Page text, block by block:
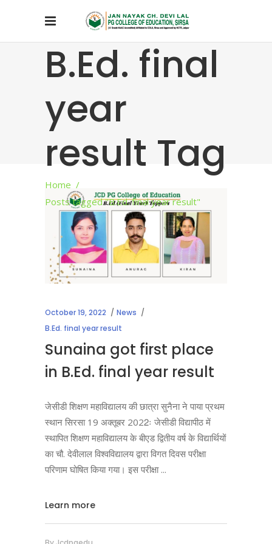
B.Ed. final
year
result Tag
Home /
Posts tagged "B.Ed. final year result"
October 19, 2022
News
B.Ed. final year result
Sunaina got first place
in B.Ed. final year result
जेसीडी शिक्षण महाविद्यालय की छात्रा सुनैना ने पाया प्रथम
स्थान सिरसा 19 अक्तूबर 2022ः जेसीडी विद्यापीठ में
स्थापित शिक्षण महाविद्यालय के बीएड द्वितीय वर्ष के विद्यार्थियों
का चौ. देवीलाल विश्वविद्यालय द्वारा विगत दिवस परीक्षा
परिणाम घोषित किया गया। इस परीक्षा
Learn more